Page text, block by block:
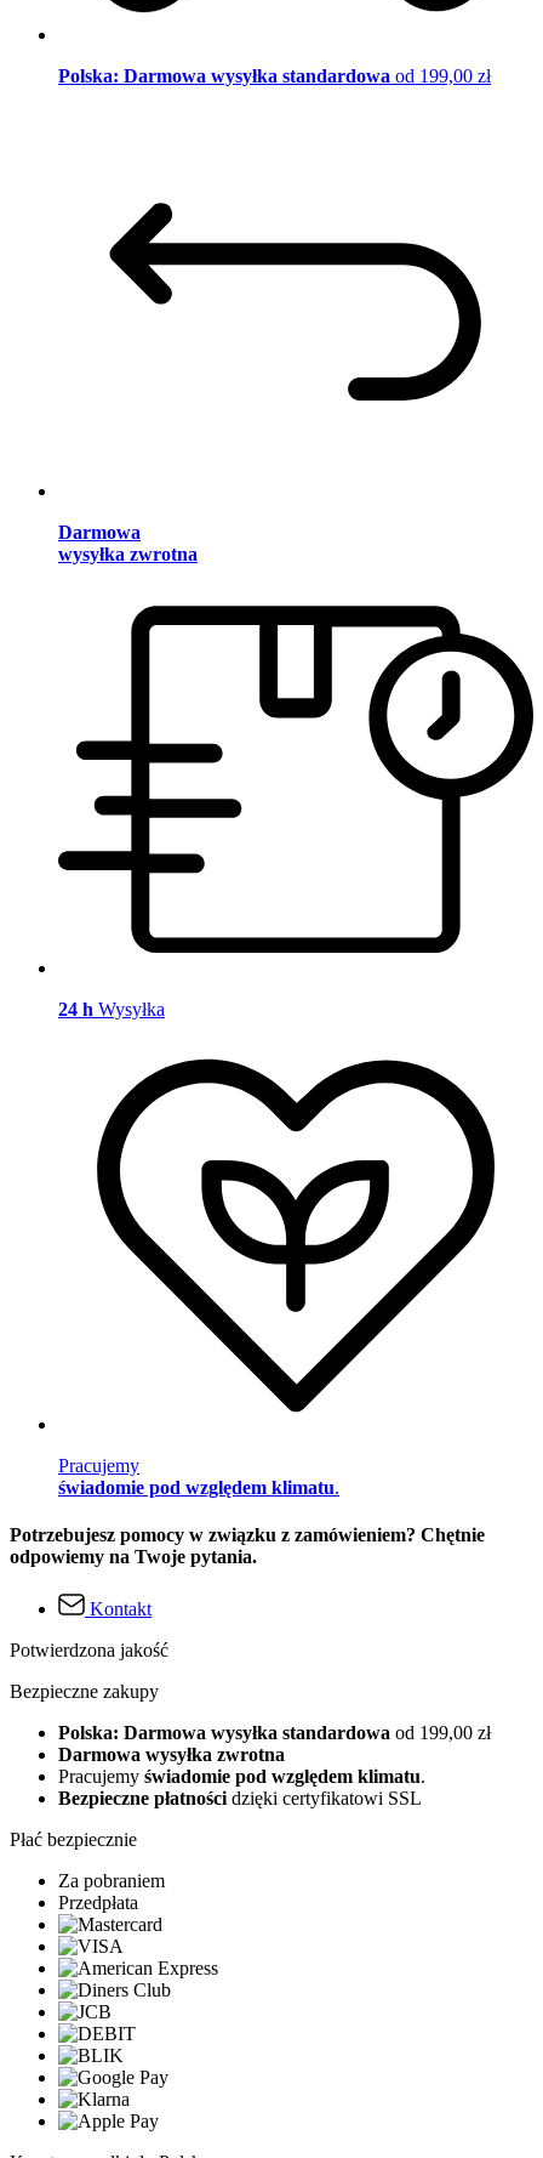
Polska: Darmowa wysyłka standardowa od 199,00 zł
Darmowa
wysyłka zwrotna
24 h Wysyłka
Pracujemy
świadomie pod względem klimatu.
Potrzebujesz pomocy w związku z zamówieniem? Chętnie
odpowiemy na Twoje pytania.
Kontakt
Potwierdzona jakość
Bezpieczne zakupy
Polska: Darmowa wysyłka standardowa od 199,00 zł
Darmowa wysyłka zwrotna
Pracujemy świadomie pod względem klimatu.
Bezpieczne płatności dzięki certyfikatowi SSL
Płać bezpiecznie
Za pobraniem
Przedpłata